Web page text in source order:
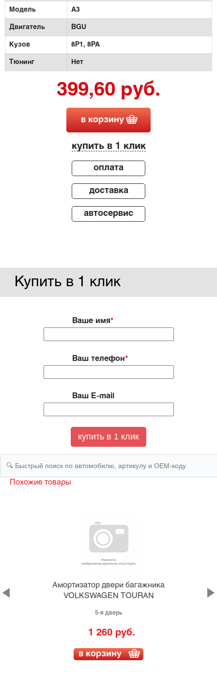
Модель A3
Двигатель BGU
Кузов 8P1, 8PA
Тюнинг Нет
399,60 руб.
в корзину
купить в 1 клик
оплата
доставка
автосервис
Купить в 1 клик
Ваше имя*
Ваш телефон*
Ваш E-mail
Похожие товары
Амортизатор двери багажника
VOLKSWAGEN TOURAN
5-я дверь
1 260 руб.
в корзину